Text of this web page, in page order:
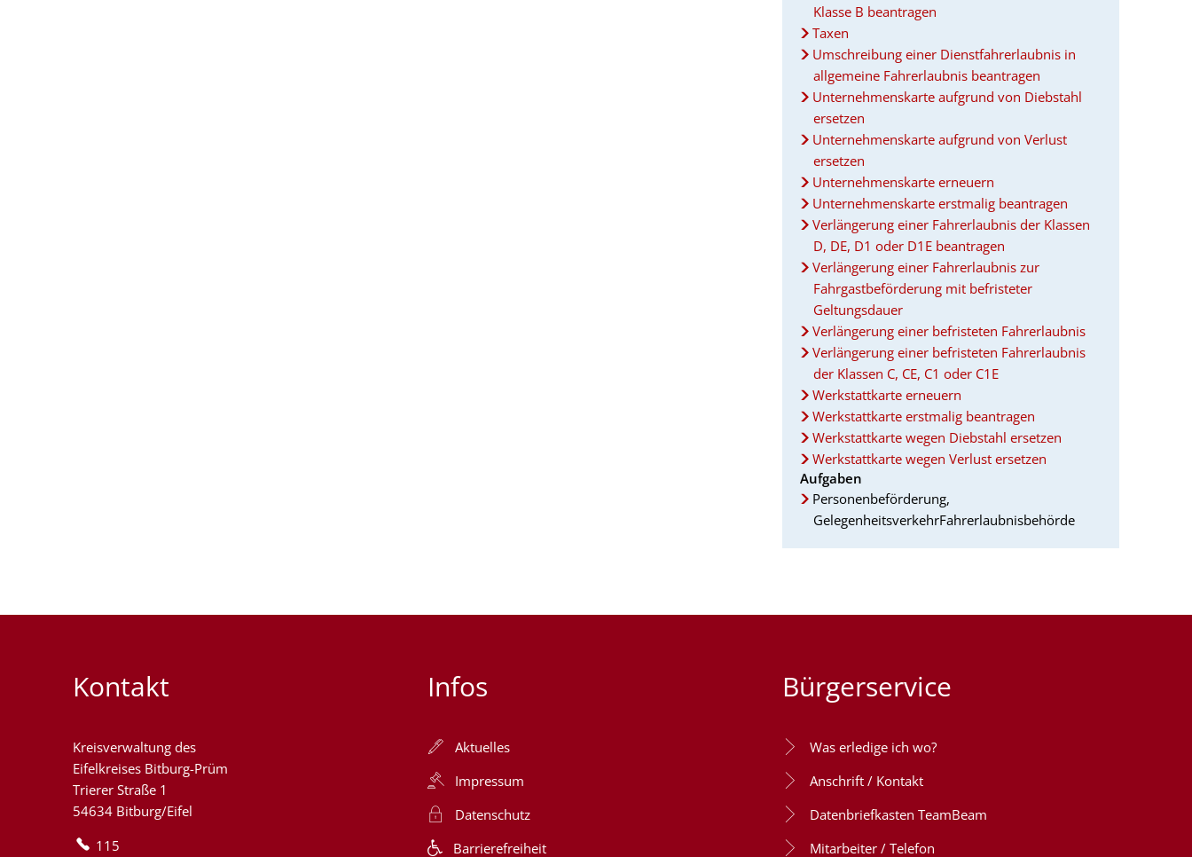
Klasse B beantragen
Taxen
Umschreibung einer Dienstfahrerlaubnis in
allgemeine Fahrerlaubnis beantragen
Unternehmenskarte aufgrund von Diebstahl
ersetzen
Unternehmenskarte aufgrund von Verlust
ersetzen
Unternehmenskarte erneuern
Unternehmenskarte erstmalig beantragen
Verlängerung einer Fahrerlaubnis der Klassen
D, DE, D1 oder D1E beantragen
Verlängerung einer Fahrerlaubnis zur
Fahrgastbeförderung mit befristeter
Geltungsdauer
Verlängerung einer befristeten Fahrerlaubnis
Verlängerung einer befristeten Fahrerlaubnis
der Klassen C, CE, C1 oder C1E
Werkstattkarte erneuern
Werkstattkarte erstmalig beantragen
Werkstattkarte wegen Diebstahl ersetzen
Werkstattkarte wegen Verlust ersetzen
Aufgaben
Personenbeförderung,
GelegenheitsverkehrFahrerlaubnisbehörde
Kontakt
Kreisverwaltung des
Eifelkreises Bitburg-Prüm
Trierer Straße 1
54634 Bitburg/Eifel
115
Infos
Aktuelles
Impressum
Datenschutz
Barrierefreiheit
Bürgerservice
Was erledige ich wo?
Anschrift / Kontakt
Datenbriefkasten TeamBeam
Mitarbeiter / Telefon